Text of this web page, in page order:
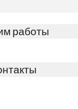
работы